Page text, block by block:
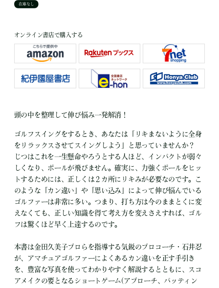
在庫なし
オンライン書店で購入する
頭の中を整理して伸び悩み一発解消！
ゴルフスイングをするとき、あなたは「リキまないように全身
をリラックスさせてスイングしよう」と思っていませんか？
じつはこれを一生懸命やろうとする人ほど、インパクトが弱々
しくなり、ボールが飛びません。確実に、力強くボールをヒッ
トするためには、正しくは２カ所にリキみが必要なのです。こ
のような「カン違い」や「思い込み」によって伸び悩んでいる
ゴルファーは非常に多い。つまり、打ち方は今のままとくに変
えなくても、正しい知識を得て考え方を変えさえすれば、ゴル
フは驚くほど早く上達するのです。
本書は金田久美子プロらを指導する気鋭のプロコーチ・石井忍
が、アマチュアゴルファーによくあるカン違いを正す手引き
を、豊富な写真を使ってわかりやすく解説するとともに、スコ
アメイクの要となるショートゲーム(アプローチ、パッティン